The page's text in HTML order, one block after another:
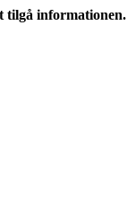
tilgå informationen.